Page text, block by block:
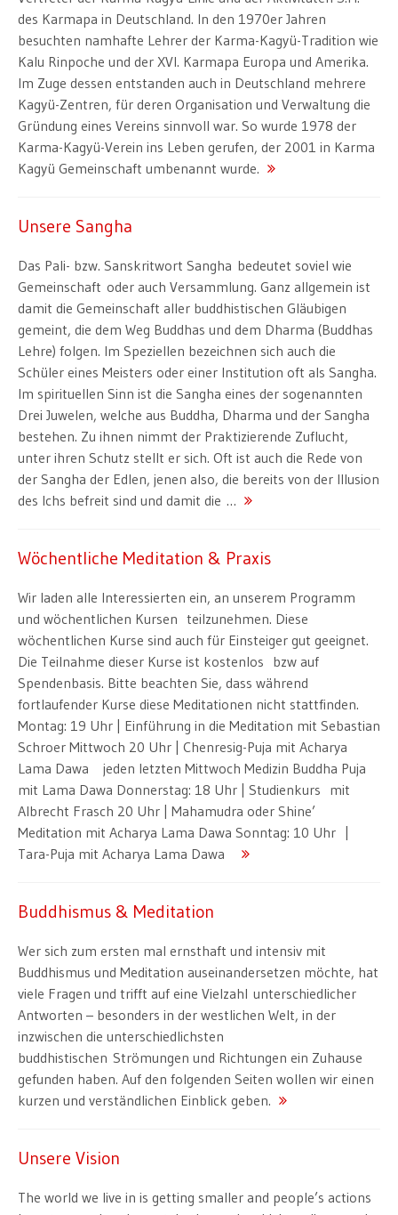
des Karmapa in Deutschland. In den 1970er Jahren
besuchten namhafte Lehrer der Karma-Kagyü-Tradition wie
Kalu Rinpoche und der XVI. Karmapa Europa und Amerika.
Im Zuge dessen entstanden auch in Deutschland mehrere
Kagyü-Zentren, für deren Organisation und Verwaltung die
Gründung eines Vereins sinnvoll war. So wurde 1978 der
Karma-Kagyü-Verein ins Leben gerufen, der 2001 in Karma
Kagyü Gemeinschaft umbenannt wurde.
Unsere Sangha
Das Pali- bzw. Sanskritwort Sangha bedeutet soviel wie
Gemeinschaft oder auch Versammlung. Ganz allgemein ist
damit die Gemeinschaft aller buddhistischen Gläubigen
gemeint, die dem Weg Buddhas und dem Dharma (Buddhas
Lehre) folgen. Im Speziellen bezeichnen sich auch die
Schüler eines Meisters oder einer Institution oft als Sangha.
Im spirituellen Sinn ist die Sangha eines der sogenannten
Drei Juwelen, welche aus Buddha, Dharma und der Sangha
bestehen. Zu ihnen nimmt der Praktizierende Zuflucht,
unter ihren Schutz stellt er sich. Oft ist auch die Rede von
der Sangha der Edlen, jenen also, die bereits von der Illusion
des Ichs befreit sind und damit die …
Wöchentliche Meditation & Praxis
Wir laden alle Interessierten ein, an unserem Programm
und wöchentlichen Kursen teilzunehmen. Diese
wöchentlichen Kurse sind auch für Einsteiger gut geeignet.
Die Teilnahme dieser Kurse ist kostenlos bzw auf
Spendenbasis. Bitte beachten Sie, dass während
fortlaufender Kurse diese Meditationen nicht stattfinden.
Montag: 19 Uhr | Einführung in die Meditation mit Sebastian
Schroer Mittwoch 20 Uhr | Chenresig-Puja mit Acharya
Lama Dawa jeden letzten Mittwoch Medizin Buddha Puja
mit Lama Dawa Donnerstag: 18 Uhr | Studienkurs mit
Albrecht Frasch 20 Uhr | Mahamudra oder Shine’
Meditation mit Acharya Lama Dawa Sonntag: 10 Uhr |
Tara-Puja mit Acharya Lama Dawa
Buddhismus & Meditation
Wer sich zum ersten mal ernsthaft und intensiv mit
Buddhismus und Meditation auseinandersetzen möchte, hat
viele Fragen und trifft auf eine Vielzahl unterschiedlicher
Antworten – besonders in der westlichen Welt, in der
inzwischen die unterschiedlichsten
buddhistischen Strömungen und Richtungen ein Zuhause
gefunden haben. Auf den folgenden Seiten wollen wir einen
kurzen und verständlichen Einblick geben.
Unsere Vision
The world we live in is getting smaller and people’s actions